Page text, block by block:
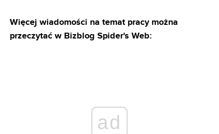
Więcej wiadomości na temat pracy można
przeczytać w Bizblog Spider's Web:
ad